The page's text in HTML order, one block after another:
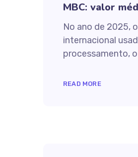
MBC: valor
No ano de 2025,
internacional
processamento, o
READ MORE